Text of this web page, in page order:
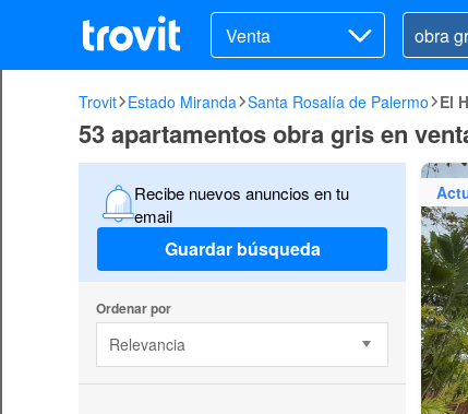
Venta
Trovit Estado Miranda Santa Rosalía de Palermo El
53 apartamentos obra gris en
Recibe nuevos anuncios en tu
email
Guardar búsqueda
Ordenar por
Relevancia